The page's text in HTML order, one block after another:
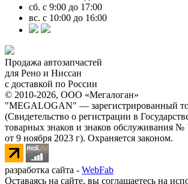
сб. с 9:00 до 17:00
вс. с 10:00 до 16:00
Продажа автозапчастей
для Рено и Ниссан
с доставкой по России
© 2010-2026, ООО «Мегалоган»
"MEGALOGAN" — зарегистрированный
(Свидетельство о регистрации в
товарных знаков и знаков обслуживания №
от 9 ноября 2023 г). Охраняется законом.
разработка сайта - WebFab
Оставаясь на сайте, вы соглашаетесь на